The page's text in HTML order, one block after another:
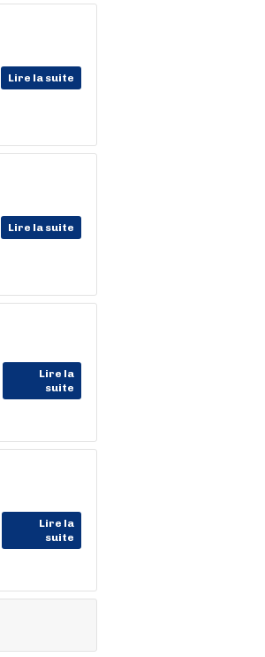
Lire la suite
Lire la suite
Lire la
suite
Lire la
suite